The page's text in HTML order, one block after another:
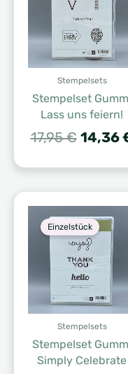
Stempelsets
Stempelset
Lass uns feiern!
17,95€
war:
17,95 €
14,36
Einzelstück
Stempelsets
Stempelset
Simply Celebrate